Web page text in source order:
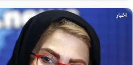
اخبار